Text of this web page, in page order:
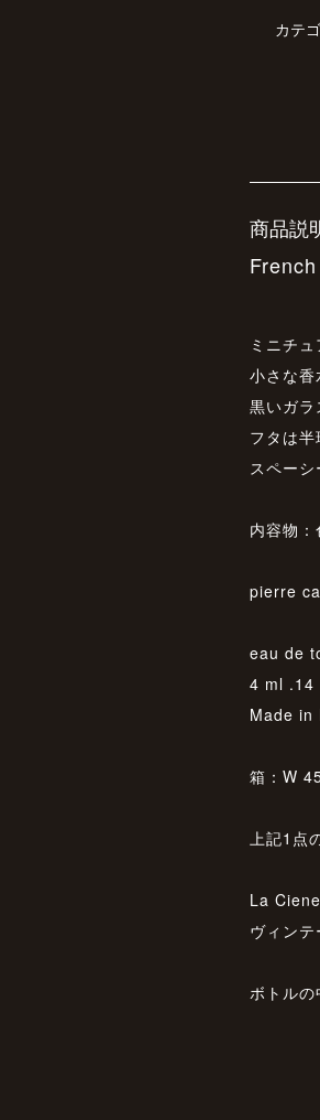
カテ
商品説
ミニチ
小さな香
黒いガラ
フタは
スペーシ
内容物
pierre
eau de
4 ml .14
Made in
箱：W
上記1点
La
ヴィン
ボトル